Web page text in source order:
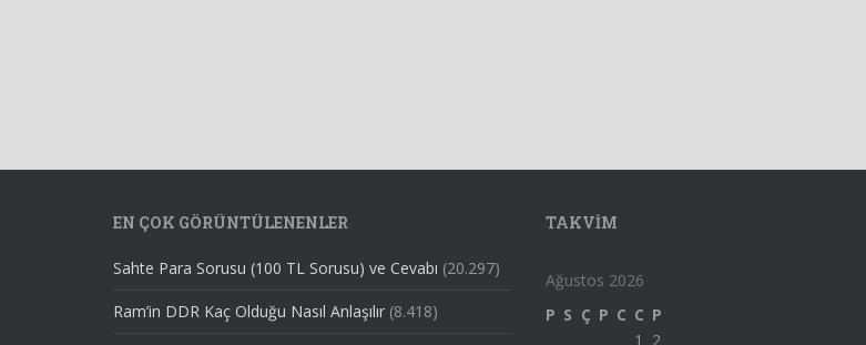
EN ÇOK GÖRÜNTÜLENENLER
Sahte Para Sorusu (100 TL Sorusu) ve Cevabı (20.297)
Ram’in DDR Kaç Olduğu Nasıl Anlaşılır (8.418)
TAKVIM
Ağustos 2026
P S Ç P C C P
1
2